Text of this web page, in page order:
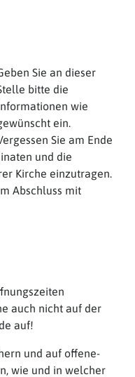
Sie an dieser
bitte die
wie
ein.
Sie am Ende
und die
Kirche einzutragen.
Abschluss mit
auch nicht auf der
auf!
und auf offene-
wie und in welcher